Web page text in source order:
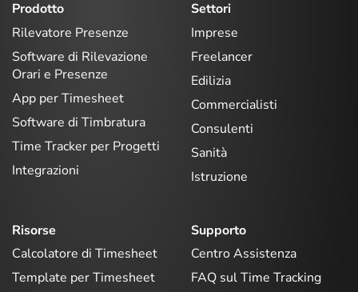
Prodotto
Rilevatore Presenze
Software di Rilevazione
Orari e Presenze
App per Timesheet
Software di Timbratura
Time Tracker per Progetti
Integrazioni
Settori
Imprese
Freelancer
Edilizia
Commercialisti
Consulenti
Sanità
Istruzione
Risorse
Calcolatore di Timesheet
Template per Timesheet
Supporto
Centro Assistenza
FAQ sul Time Tracking